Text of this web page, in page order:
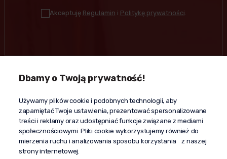
Akceptuję Regulamin i Politykę prywatności
Kontakt
+48 603 610 870
kontakt@propaganda24h.pl
“Propaganda"
al. Komisji Edukacji Narodowej 51/U5
02-797 Warszawa
Dbamy o Twoją prywatność!
Używamy plików cookie i podobnych technologii, aby
zapamiętać Twoje ustawienia, prezentować spersonalizowane
treści i reklamy oraz udostępniać funkcje związane z mediami
społecznościowymi. Pliki cookie wykorzystujemy również do
mierzenia ruchu i analizowania sposobu korzystania z naszej
strony internetowej.